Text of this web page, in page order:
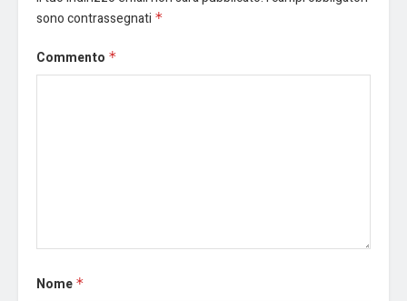
sono contrassegnati *
Commento *
Nome *